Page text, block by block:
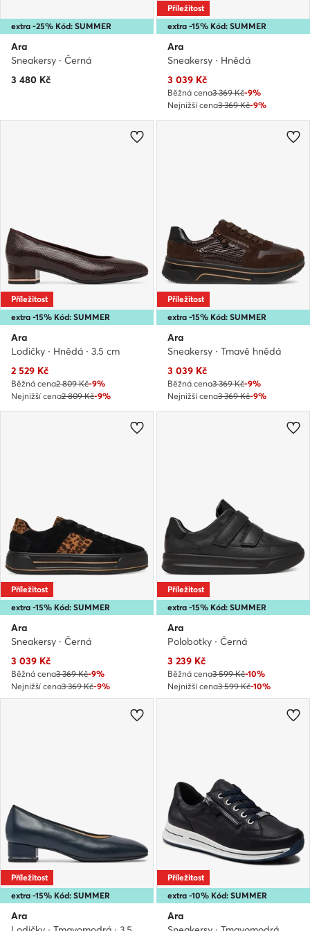
extra -25% Kód: SUMMER
Ara
Sneakersy · Černá
3 480 Kč
extra -15% Kód: SUMMER
Příležitost
Ara
Sneakersy · Hnědá
Aktuální cena
3 039 Kč
Běžná cena3 369 Kč-9%
Nejnižší cena3 369 Kč-9%
extra -15% Kód: SUMMER
Příležitost
Ara
Lodičky · Hnědá · 3.5 cm
Aktuální cena
2 529 Kč
Běžná cena2 809 Kč-9%
Nejnižší cena2 809 Kč-9%
extra -15% Kód: SUMMER
Příležitost
Ara
Sneakersy · Tmavě hnědá
Aktuální cena
3 039 Kč
Běžná cena3 369 Kč-9%
Nejnižší cena3 369 Kč-9%
extra -15% Kód: SUMMER
Příležitost
Ara
Sneakersy · Černá
Aktuální cena
3 039 Kč
Běžná cena3 369 Kč-9%
Nejnižší cena3 369 Kč-9%
extra -15% Kód: SUMMER
Příležitost
Ara
Polobotky · Černá
Aktuální cena
3 239 Kč
Běžná cena3 599 Kč-10%
Nejnižší cena3 599 Kč-10%
extra -15% Kód: SUMMER
Příležitost
Ara
extra -10% Kód: SUMMER
Příležitost
Ara